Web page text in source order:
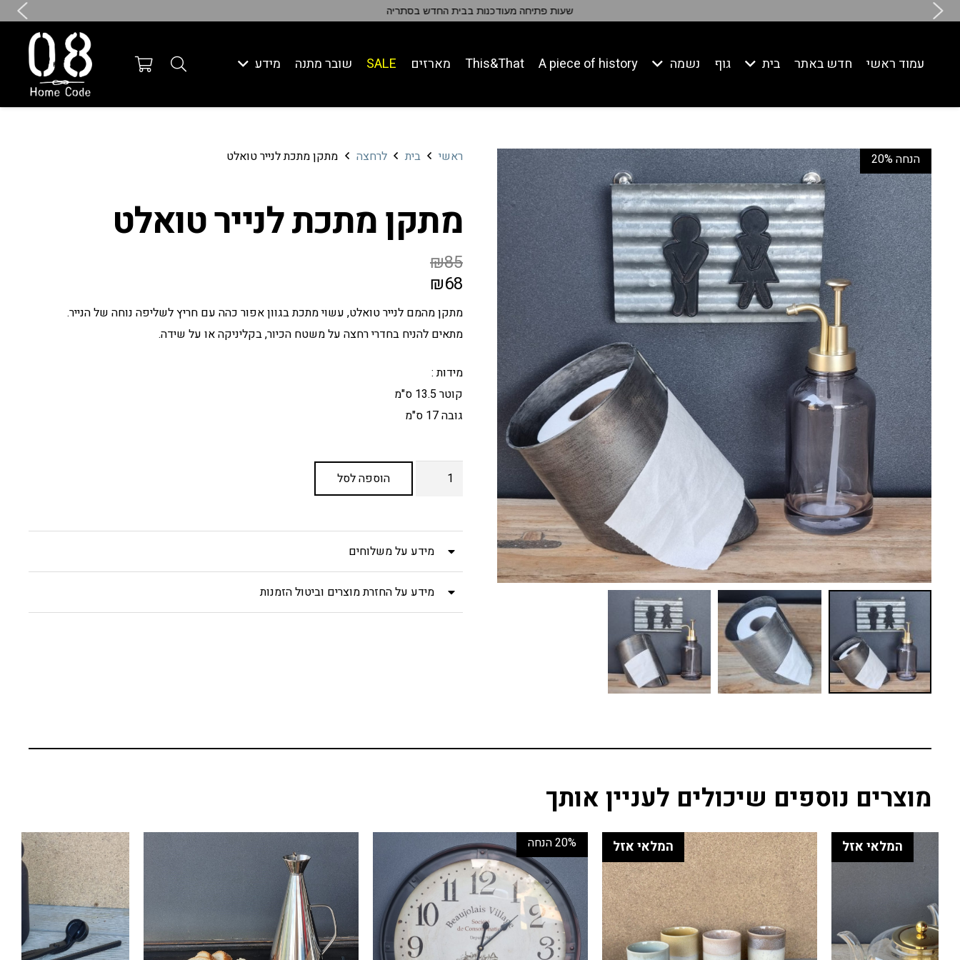
עמוד ראשי חדש באתר בית גוף נשמה A piece of history
This&That מארזים SALE שובר מתנה מידע
20% הנחה ראשי בית לרחצה מתקן מתכת לנייר טואלט
מתקן מתכת לנייר טואלט
₪85
המחיר
המקורי
היה:
₪68
הנוכחי
הוא:
מתקן מהמם לנייר טואלט, עשוי מתכת בגוון אפור כהה עם חריץ לשליפה נוחה של הנייר.
מתאים להניח בחדרי רחצה על משטח הכיור, בקליניקה או על שידה.
מידות :
קוטר 13.5 ס"מ
גובה 17 ס"מ
כמות
מתכת
לנייר
טואלט
הוספה לסל
מידע על משלוחים
מידע על החזרת מוצרים וביטול הזמנות
מוצרים נוספים שיכולים לעניין אותך
המלאי אזל 20% הנחה 15% הנחה